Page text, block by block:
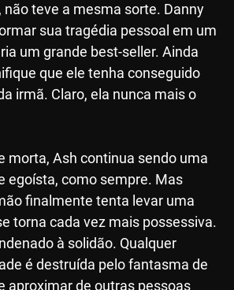
não teve a mesma sorte. Danny
sua tragédia pessoal em um
um grande best-seller. Ainda
que ele tenha conseguido
irmã. Claro, ela nunca mais o
morta, Ash continua sendo uma
egoísta, como sempre. Mas
finalmente tenta levar uma
torna cada vez mais possessiva.
à solidão. Qualquer
é destruída pelo fantasma de
aproximar de outras pessoas